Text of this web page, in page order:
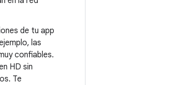
de tu app
las
confiables.
HD sin
Te